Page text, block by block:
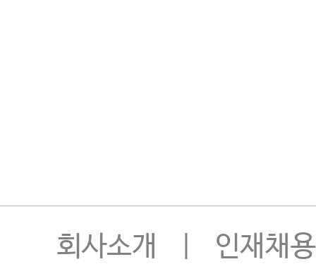
회사소개 인재채용